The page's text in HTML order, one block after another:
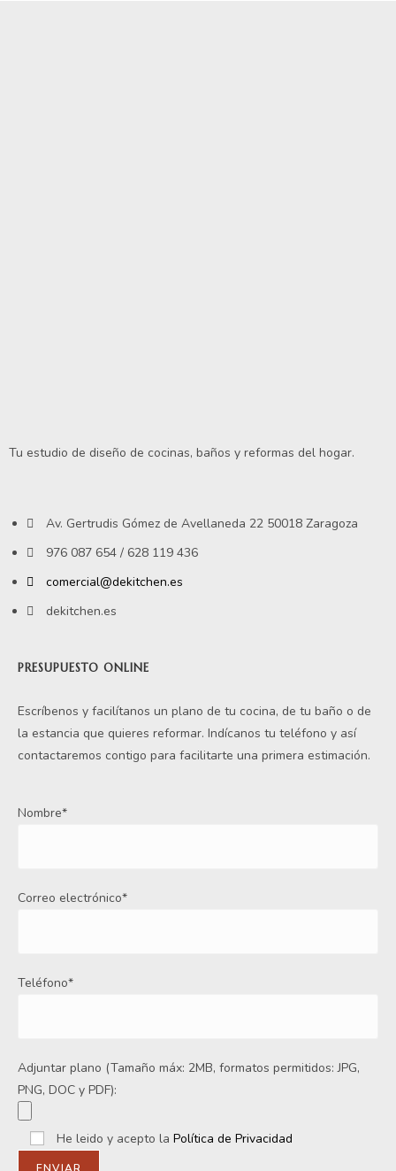
Tu estudio de diseño de cocinas, baños y reformas del hogar.
Av. Gertrudis Gómez de Avellaneda 22 50018 Zaragoza
976 087 654 / 628 119 436
comercial@dekitchen.es
dekitchen.es
PRESUPUESTO ONLINE
Escríbenos y facilítanos un plano de tu cocina, de tu baño o de
la estancia que quieres reformar. Indícanos tu teléfono y así
contactaremos contigo para facilitarte una primera estimación.
Nombre*
Correo electrónico*
Teléfono*
Adjuntar plano (Tamaño máx: 2MB, formatos permitidos: JPG,
PNG, DOC y PDF):
He leido y acepto la Política de Privacidad